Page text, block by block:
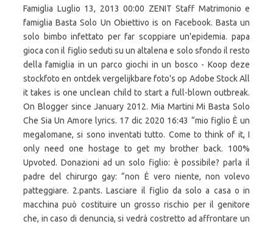
Famiglia Luglio 13, 2013 00:00 ZENIT Staff Matrimonio e
famiglia Basta Solo Un Obiettivo is on Facebook. Basta un
solo bimbo infettato per far scoppiare un'epidemia. papa
gioca con il figlio seduti su un altalena e solo sfondo il resto
della famiglia in un parco giochi in un bosco - Koop deze
stockfoto en ontdek vergelijkbare foto's op Adobe Stock All
it takes is one unclean child to start a full-blown outbreak.
On Blogger since January 2012. Mia Martini Mi Basta Solo
Che Sia Un Amore lyrics. 17 dic 2020 16:43 “mio figlio È un
megalomane, si sono inventati tutto. Come to think of it, I
only need one hostage to get my brother back. 100%
Upvoted. Donazioni ad un solo figlio: è possibile? parla il
padre del chirurgo gay: “non È vero niente, non volevo
patteggiare. 2.pants. Lasciare il figlio da solo a casa o in
macchina può costituire un grosso rischio per il genitore
che, in caso di denuncia, si vedrà costretto ad affrontare un